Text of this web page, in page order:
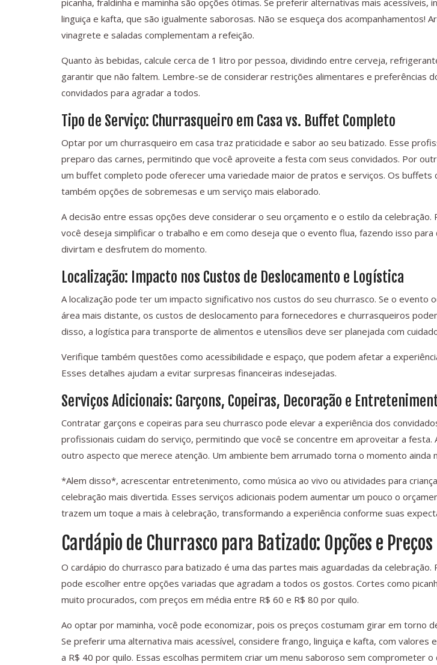
picanha, fraldinha e maminha são opções ótimas. Se preferir alternativas mais acessíveis,
linguiça e kafta, que são igualmente saborosas. Não se esqueça dos acompanhamentos!
vinagrete e saladas complementam a refeição.
Quanto às bebidas, calcule cerca de 1 litro por pessoa, dividindo entre cerveja,
garantir que não faltem. Lembre-se de considerar restrições alimentares e preferências
convidados para agradar a todos.
Tipo de Serviço: Churrasqueiro em Casa vs. Buffet Completo
Optar por um churrasqueiro em casa traz praticidade e sabor ao seu batizado. Esse
preparo das carnes, permitindo que você aproveite a festa com seus convidados. Por
um buffet completo pode oferecer uma variedade maior de pratos e serviços. Os buffets
também opções de sobremesas e um serviço mais elaborado.
A decisão entre essas opções deve considerar o seu orçamento e o estilo da celebração.
você deseja simplificar o trabalho e em como deseja que o evento flua, fazendo isso
divirtam e desfrutem do momento.
Localização: Impacto nos Custos de Deslocamento e Logística
A localização pode ter um impacto significativo nos custos do seu churrasco. Se o evento
área mais distante, os custos de deslocamento para fornecedores e churrasqueiros
disso, a logística para transporte de alimentos e utensílios deve ser planejada com
Verifique também questões como acessibilidade e espaço, que podem afetar a
Esses detalhes ajudam a evitar surpresas financeiras indesejadas.
Serviços Adicionais: Garçons, Copeiras, Decoração e
Contratar garçons e copeiras para seu churrasco pode elevar a experiência dos
profissionais cuidam do serviço, permitindo que você se concentre em aproveitar a festa.
outro aspecto que merece atenção. Um ambiente bem arrumado torna o momento ainda
*Alem disso*, acrescentar entretenimento, como música ao vivo ou atividades para
celebração mais divertida. Esses serviços adicionais podem aumentar um pouco o
trazem um toque a mais à celebração, transformando a experiência conforme suas
Cardápio de Churrasco para Batizado: Opções e
O cardápio do churrasco para batizado é uma das partes mais aguardadas da celebração.
pode escolher entre opções variadas que agradam a todos os gostos. Cortes como
muito procurados, com preços em média entre R$ 60 e R$ 80 por quilo.
Ao optar por maminha, você pode economizar, pois os preços costumam girar em torno
Se preferir uma alternativa mais acessível, considere frango, linguiça e kafta, com valores
a R$ 40 por quilo. Essas escolhas permitem criar um menu saboroso sem comprometer o